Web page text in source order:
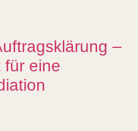
–
für eine